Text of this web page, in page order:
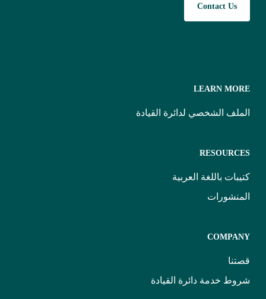
Contact Us
LEARN MORE
الملف الشخصي لدائرة القيادة
RESOURCES
كتيبات باللغة العربية
المنشورات
COMPANY
قصتنا
شروط خدمة دائرة القيادة